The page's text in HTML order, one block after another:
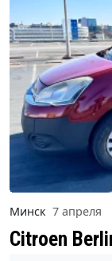
Минск 7 апреля
Citroen